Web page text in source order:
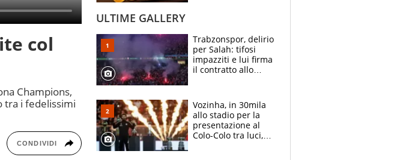
col
Champions,
tra i fedelissimi
CONDIVIDI
ULTIME GALLERY
Trabzonspor, delirio
per Salah: tifosi
impazziti e lui firma
il contratto allo
Vozinha, in 30mila
allo stadio per la
presentazione al
Colo-Colo tra luci,